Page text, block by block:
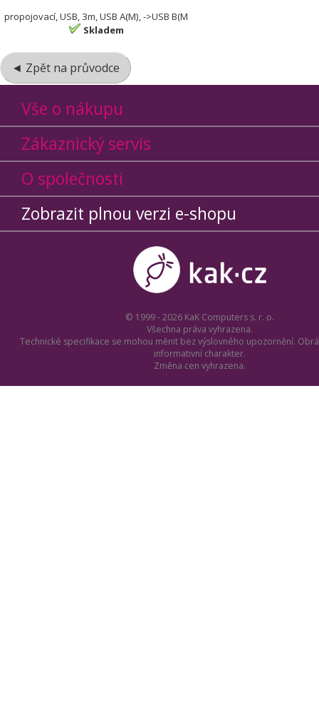
propojovací, USB, 3m, USB A(M), ->USB B(M
Skladem
◄ Zpět na průvodce
Vše o nákupu
Zákaznický servis
O společnosti
Zobrazit plnou verzi e-shopu
© 1999 - 2026 KaK Computers s. r. o.
Všechna práva vyhrazena.
Technické specifikace se mohou měnit bez výslovného upozornění.
informativní charakter.
Změna cen vyhrazena.